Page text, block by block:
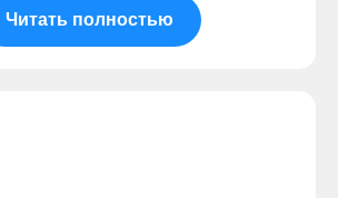
Читать полностью